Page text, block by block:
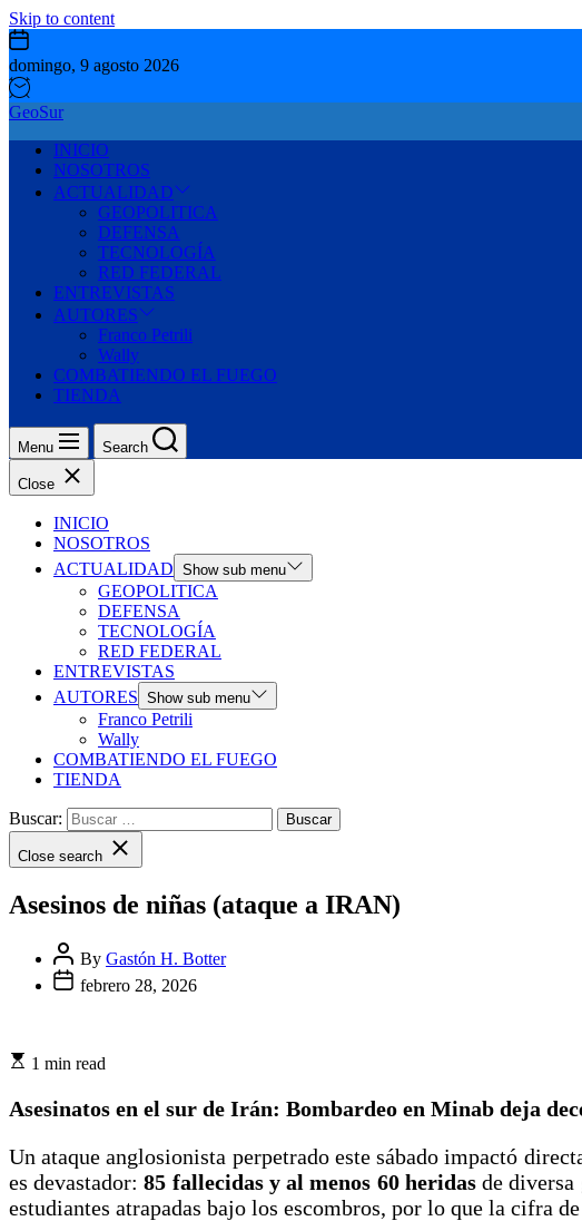
Skip to content
domingo, 9 agosto 2026
GeoSur
INICIO
NOSOTROS
ACTUALIDAD
GEOPOLITICA
DEFENSA
TECNOLOGÍA
RED FEDERAL
ENTREVISTAS
AUTORES
Franco Petrili
Wally
COMBATIENDO EL FUEGO
TIENDA
Menu Search
Close
INICIO
NOSOTROS
ACTUALIDAD Show sub menu
GEOPOLITICA
DEFENSA
TECNOLOGÍA
RED FEDERAL
ENTREVISTAS
AUTORES Show sub menu
Franco Petrili
Wally
COMBATIENDO EL FUEGO
TIENDA
Buscar:
Close search
Asesinos de niñas (ataque a IRAN)
By Gastón H. Botter
febrero 28, 2026
1 min read
Asesinatos en el sur de Irán: Bombardeo en Minab deja
Un ataque anglosionista perpetrado este sábado impactó
es devastador:85 fallecidas y al menos 60 heridasde diversa
estudiantes atrapadas bajo los escombros, por lo que la cifra